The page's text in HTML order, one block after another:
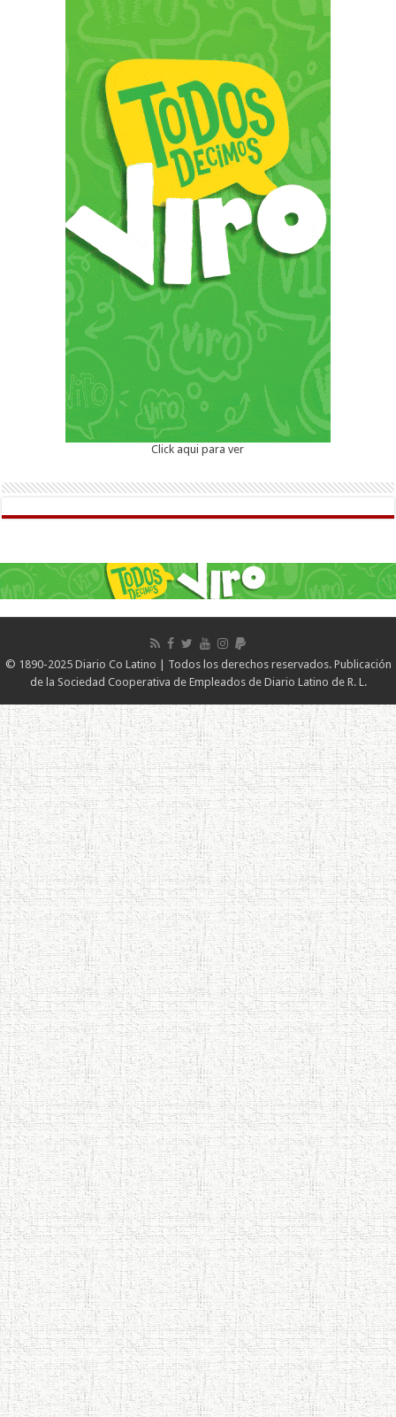
Click aqui para ver
© 1890-2025 Diario Co Latino | Todos los derechos reservados. Publicación
de la Sociedad Cooperativa de Empleados de Diario Latino de R. L.